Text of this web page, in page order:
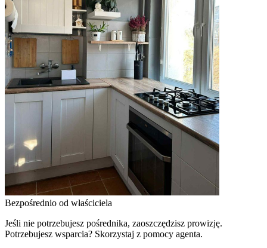
Bezpośrednio od właściciela
Jeśli nie potrzebujesz pośrednika, zaoszczędzisz prowizję.
Potrzebujesz wsparcia? Skorzystaj z pomocy agenta.